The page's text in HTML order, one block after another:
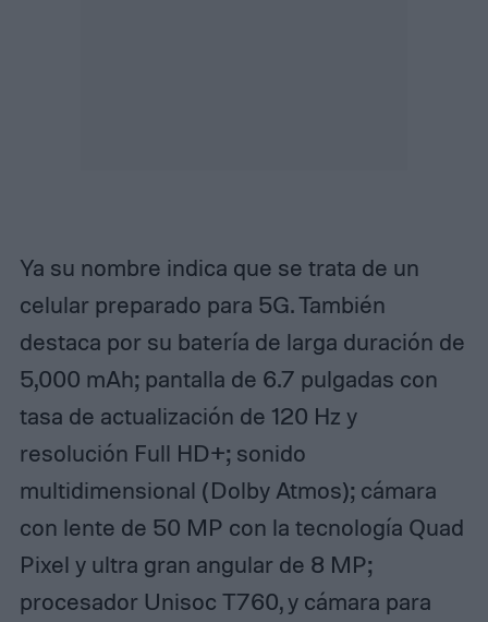
Ya su nombre indica que se trata de un
celular preparado para 5G. También
destaca por su batería de larga duración de
5,000 mAh; pantalla de 6.7 pulgadas con
tasa de actualización de 120 Hz y
resolución Full HD+; sonido
multidimensional (Dolby Atmos); cámara
con lente de 50 MP con la tecnología Quad
Pixel y ultra gran angular de 8 MP;
procesador Unisoc T760, y cámara para